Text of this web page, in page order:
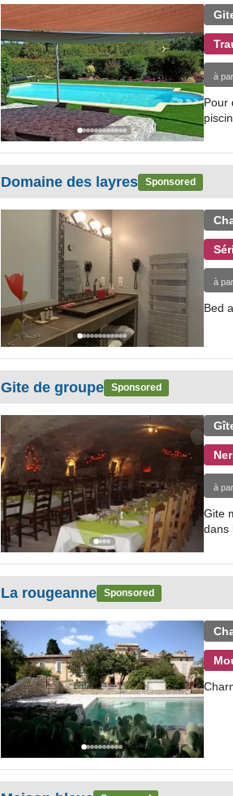
à
Pour
Domaine des layres Sponsored
à
Bed
Gite de groupe Sponsored
à
Gite
dans
La rougeanne Sponsored